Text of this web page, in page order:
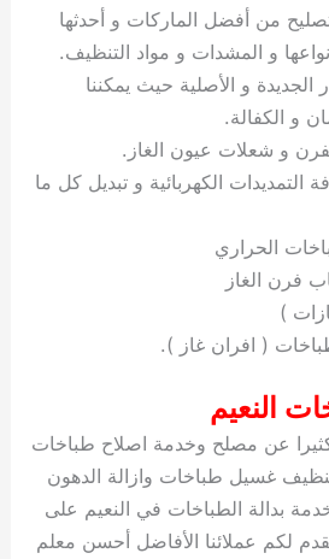
من أفضل الماركات و أحدثها
و المشدات و مواد التنظيف.
الجديدة و الأصلية حيث يمكننا
و الكفالة.
و شعلات عيون الغاز.
الكهربائية و تبديل كل ما
الحراري
فرن الغاز
)
( افران غاز ).
النعيم
عن مصلح وخدمة اصلاح طباخات
غسيل طباخات وازالة الدهون
بدالة الطباخات في النعيم على
لانها نقدم لكم عملائنا الأفاضل أحسن معلم